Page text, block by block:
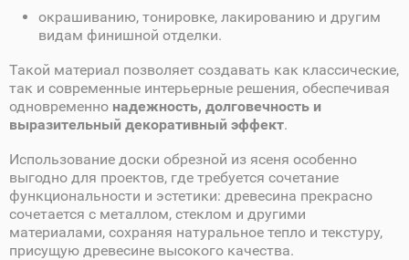
окрашиванию, тонировке, лакированию и другим
видам финишной отделки.
Такой материал позволяет создавать как классические,
так и современные интерьерные решения, обеспечивая
одновременно надежность, долговечность и
выразительный декоративный эффект.
Использование доски обрезной из ясеня особенно
выгодно для проектов, где требуется сочетание
функциональности и эстетики: древесина прекрасно
сочетается с металлом, стеклом и другими
материалами, сохраняя натуральное тепло и текстуру,
присущую древесине высокого качества.